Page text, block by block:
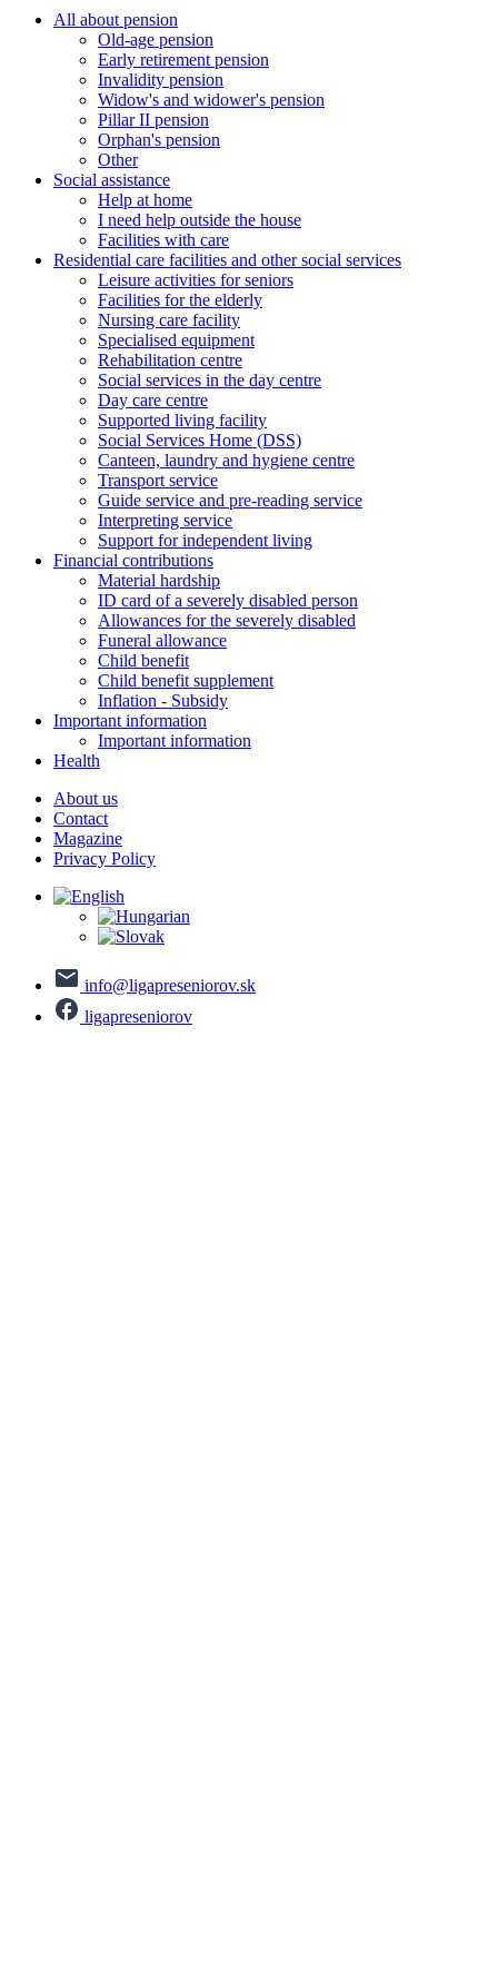
All about pension
Old-age pension
Early retirement pension
Invalidity pension
Widow's and widower's pension
Pillar II pension
Orphan's pension
Other
Social assistance
Help at home
I need help outside the house
Facilities with care
Residential care facilities and other social services
Leisure activities for seniors
Facilities for the elderly
Nursing care facility
Specialised equipment
Rehabilitation centre
Social services in the day centre
Day care centre
Supported living facility
Social Services Home (DSS)
Canteen, laundry and hygiene centre
Transport service
Guide service and pre-reading service
Interpreting service
Support for independent living
Financial contributions
Material hardship
ID card of a severely disabled person
Allowances for the severely disabled
Funeral allowance
Child benefit
Child benefit supplement
Inflation - Subsidy
Important information
Important information
Health
About us
Contact
Magazine
Privacy Policy
info@ligapreseniorov.sk
ligapreseniorov